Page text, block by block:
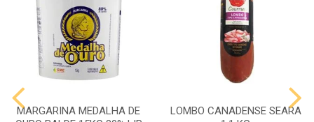
MARGARINA MEDALHA DE
LOMBO CANADENSE SEARA